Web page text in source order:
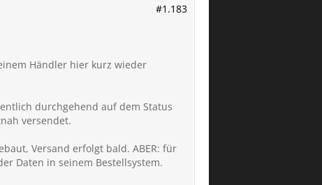
#1.183
Händler hier kurz wieder
durchgehend auf dem Status
versendet.
Versand erfolgt bald. ABER: für
Daten in seinem Bestellsystem.